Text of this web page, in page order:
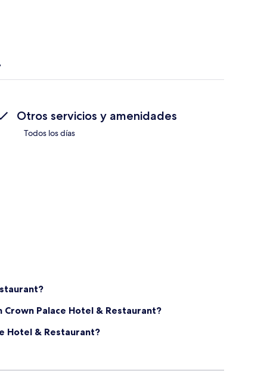
Otros servicios y amenidades
Todos los días
Palace Hotel & Restaurant?
Hotel & Restaurant?